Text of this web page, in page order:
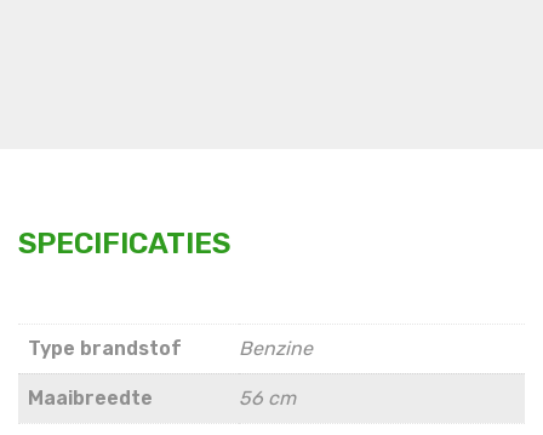
SPECIFICATIES
Type brandstof Benzine
Maaibreedte 56 cm